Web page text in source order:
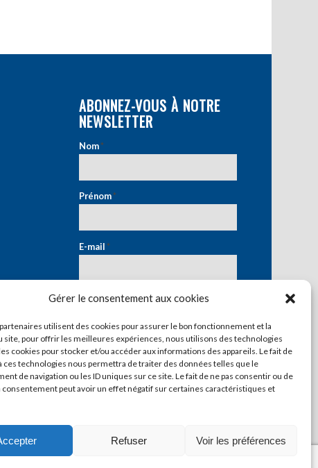
Gérer le consentement aux cookies
utilisent des cookies pour assurer le bon fonctionnement et la
site, pour offrir les meilleures expériences, nous utilisons des technologies
cookies pour stocker et/ou accéder aux informations des appareils. Le fait de
ces technologies nous permettra de traiter des données telles que le
de navigation ou les ID uniques sur ce site. Le fait de ne pas consentir ou de
peut avoir un effet négatif sur certaines caractéristiques et
Refuser Voir les préférences
ABONNEZ-VOUS À NOTRE
NEWSLETTER
Nom*
Prénom*
E-mail*